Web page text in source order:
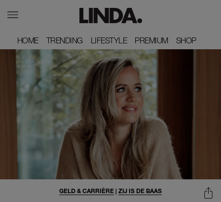
HOME
HOME TRENDING
TRENDING LIFESTYLE
LIFESTYLE PREMIUM
PREMIUM SHOP
SHOP
GELD & CARRIÈRE | ZIJ IS DE BAAS